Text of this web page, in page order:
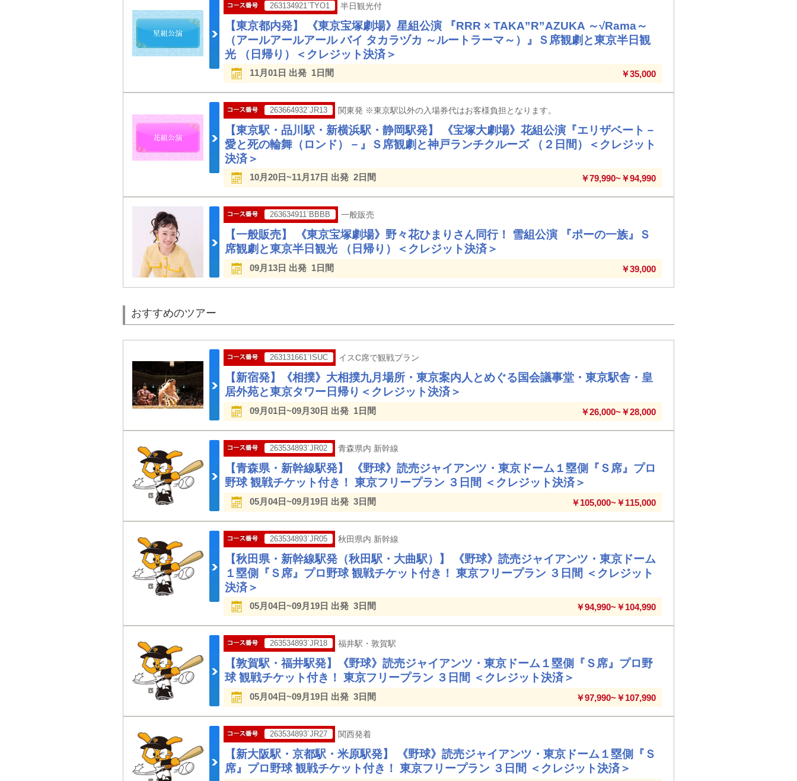
263134921`TYO1 半日観光付
【東京都内発】 《東京宝塚劇場》星組公演 『RRR × TAKA”R”AZUKA ～√Rama～
（アールアールアール バイ タカラヅカ ～ルートラーマ～）』Ｓ席観劇と東京半日観
光 （日帰り）＜クレジット決済＞
11月01日 出発 1日間 ￥35,000
263664932`JR13 関東発 ※東京駅以外の入場券代はお客様負担となります。
【東京駅・品川駅・新横浜駅・静岡駅発】 《宝塚大劇場》花組公演『エリザベート－
愛と死の輪舞（ロンド）－』Ｓ席観劇と神戸ランチクルーズ （２日間）＜クレジット
決済＞
10月20日~11月17日 出発 2日間 ￥79,990~￥94,990
263634911`BBBB 一般販売
【一般販売】 《東京宝塚劇場》野々花ひまりさん同行！ 雪組公演 『ポーの一族』Ｓ
席観劇と東京半日観光 （日帰り）＜クレジット決済＞
09月13日 出発 1日間 ￥39,000
おすすめのツアー
263131661`ISUC イスC席で観戦プラン
【新宿発】《相撲》大相撲九月場所・東京案内人とめぐる国会議事堂・東京駅舎・皇
居外苑と東京タワー日帰り＜クレジット決済＞
09月01日~09月30日 出発 1日間 ￥26,000~￥28,000
263534893`JR02 青森県内 新幹線
【青森県・新幹線駅発】 《野球》読売ジャイアンツ・東京ドーム１塁側『Ｓ席』プロ
野球 観戦チケット付き！ 東京フリープラン ３日間 ＜クレジット決済＞
05月04日~09月19日 出発 3日間 ￥105,000~￥115,000
263534893`JR05 秋田県内 新幹線
【秋田県・新幹線駅発（秋田駅・大曲駅）】 《野球》読売ジャイアンツ・東京ドーム
１塁側『Ｓ席』プロ野球 観戦チケット付き！ 東京フリープラン ３日間 ＜クレジット
決済＞
05月04日~09月19日 出発 3日間 ￥94,990~￥104,990
263534893`JR18 福井駅・敦賀駅
【敦賀駅・福井駅発】《野球》読売ジャイアンツ・東京ドーム１塁側『Ｓ席』プロ野
球 観戦チケット付き！ 東京フリープラン ３日間 ＜クレジット決済＞
05月04日~09月19日 出発 3日間 ￥97,990~￥107,990
263534893`JR27 関西発着
【新大阪駅・京都駅・米原駅発】 《野球》読売ジャイアンツ・東京ドーム１塁側『Ｓ
席』プロ野球 観戦チケット付き！ 東京フリープラン ３日間 ＜クレジット決済＞